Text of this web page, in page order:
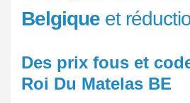
Belgique et
Des prix fous et
Roi Du Matelas BE